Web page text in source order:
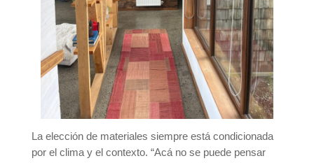
La elección de materiales siempre está condicionada
por el clima y el contexto. “Acá no se puede pensar